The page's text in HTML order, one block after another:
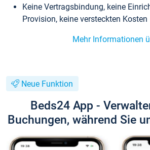
Keine Vertragsbindung, keine
Provision, keine versteckten Kosten
Mehr Informationen
Neue Funktion
Beds24 App -
Buchungen, während Sie